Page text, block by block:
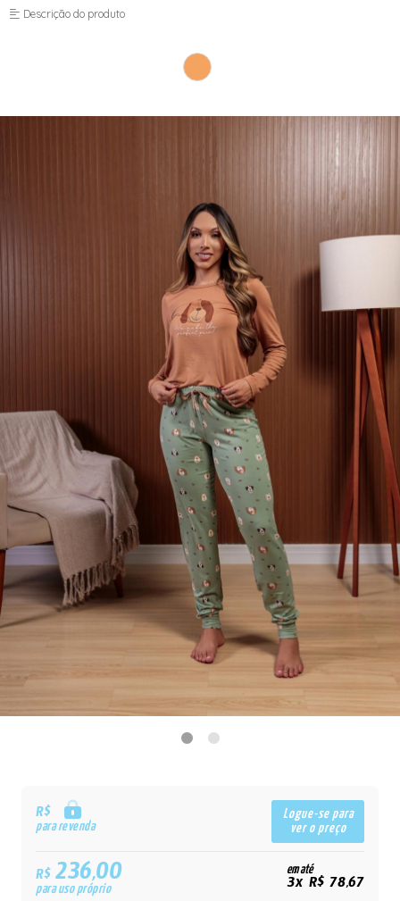
Descrição do produto
R$
para revenda
Logue-se para
ver o preço
R$236,00
para uso próprio
em até
3x R$ 78,67